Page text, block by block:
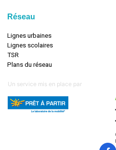
Réseau
Lignes urbaines
Lignes scolaires
TSR
Plans du réseau
Un service mis en place par